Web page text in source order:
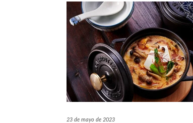
23 de mayo de 2023